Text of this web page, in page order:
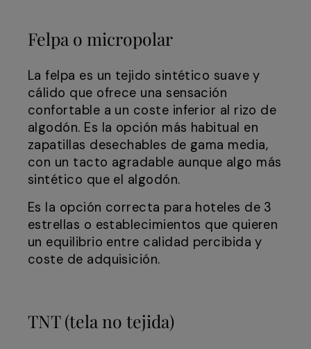
Felpa o micropolar
La felpa es un tejido sintético suave y
cálido que ofrece una sensación
confortable a un coste inferior al rizo de
algodón. Es la opción más habitual en
zapatillas desechables de gama media,
con un tacto agradable aunque algo más
sintético que el algodón.
Es la opción correcta para hoteles de 3
estrellas o establecimientos que quieren
un equilibrio entre calidad percibida y
coste de adquisición.
TNT (tela no tejida)